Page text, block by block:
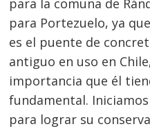
para la comuna de
para Portezuelo, ya
es el puente de
antiguo en uso en
importancia que él
fundamental.
para lograr su